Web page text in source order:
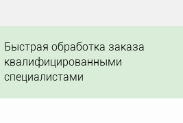
Быстрая обработка заказа
квалифицированными
специалистами